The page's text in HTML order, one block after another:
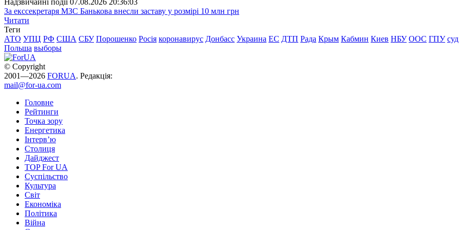
За екссекретаря МЗС Банькова внесли заставу у розмірі 10 млн грн
Читати
Теги
АТО УПЦ РФ США СБУ Порошенко Росія коронавирус Донбасс Украина ЕС ДТП Рада Крым Кабмин Киев НБУ ООС ГПУ суд
Польша выборы
© Copyright
2001—2026 FORUA. Редакція:
mail@for-ua.com
Головне
Рейтинги
Точка зору
Енергетика
Інтерв’ю
Столиця
Дайджест
TOP For UA
Суспiльство
Культура
Світ
Економіка
Політика
Війна